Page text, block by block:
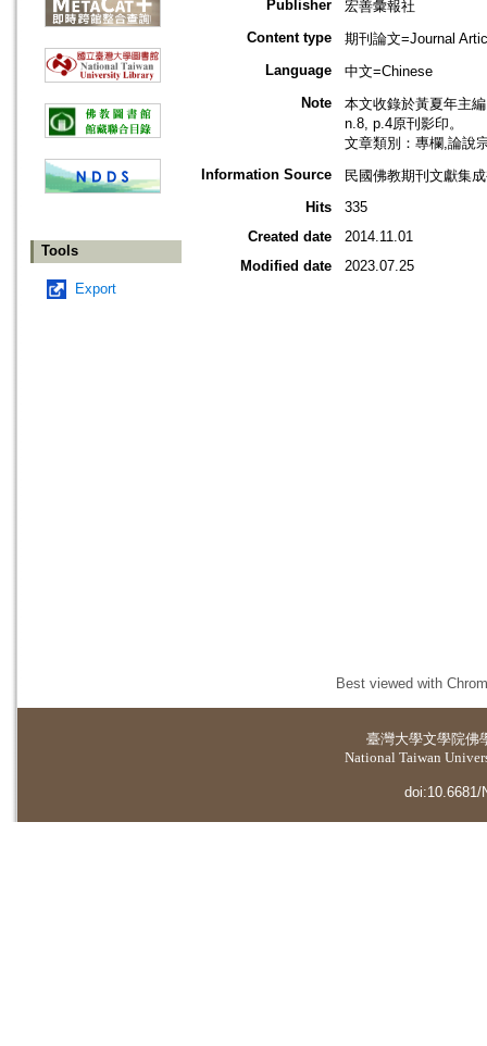
Tools
Export
Publisher
宏善彙報社
Content type
期刊論文=Journal
Language
中文=Chinese
Note
本文收錄於黃夏年主
n.8, p.4原刊影印。
文章類別：專欄,論說
Information Source
民國佛教期刊文獻集
Hits
335
Created date
2014.11.01
Modified date
2023.07.25
Best viewed with
臺灣大學文學院佛
National Taiwan
doi:10.6681/